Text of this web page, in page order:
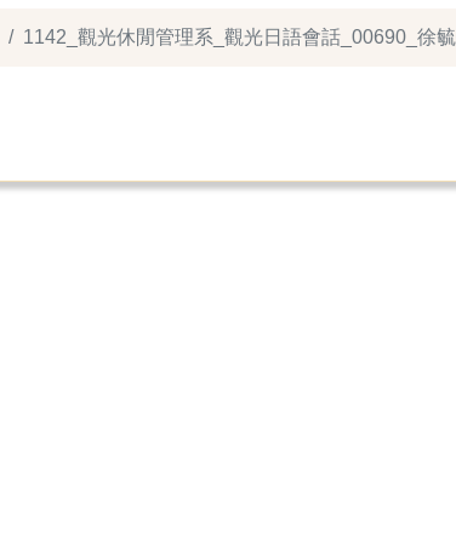
1142_觀光休閒管理系_觀光日語會話_00690_徐